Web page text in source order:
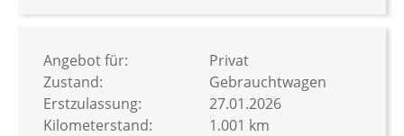
Anfang
Bildergalerie
springen
Angebot für:
Privat
Zustand:
Gebrauchtwagen
Erstzulassung:
27.01.2026
Kilometerstand:
1.001 km